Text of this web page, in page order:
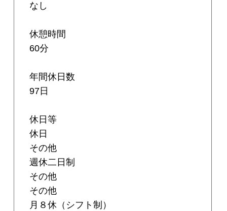
なし
休憩時間
60分
年間休日数
97日
休日等
休日
その他
週休二日制
その他
その他
月８休（シフト制）